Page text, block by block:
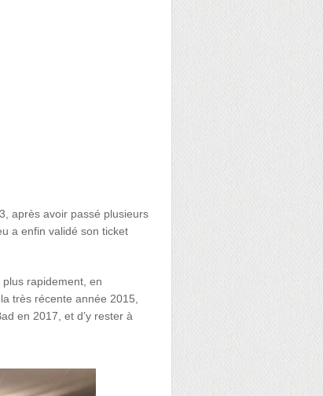
après avoir passé plusieurs
a enfin validé son ticket
plus rapidement, en
très récente année 2015,
en 2017, et d’y rester à